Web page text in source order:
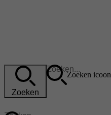
Zoeken
Zoeken icoon